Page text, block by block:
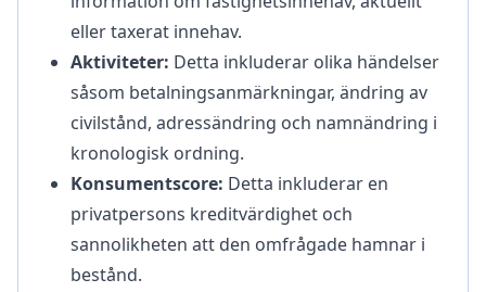
eller taxerat innehav.
Aktiviteter: Detta inkluderar olika händelser
såsom betalningsanmärkningar, ändring av
civilstånd, adressändring och namnändring i
kronologisk ordning.
Konsumentscore: Detta inkluderar en
privatpersons kreditvärdighet och
sannolikheten att den omfrågade hamnar i
bestånd.